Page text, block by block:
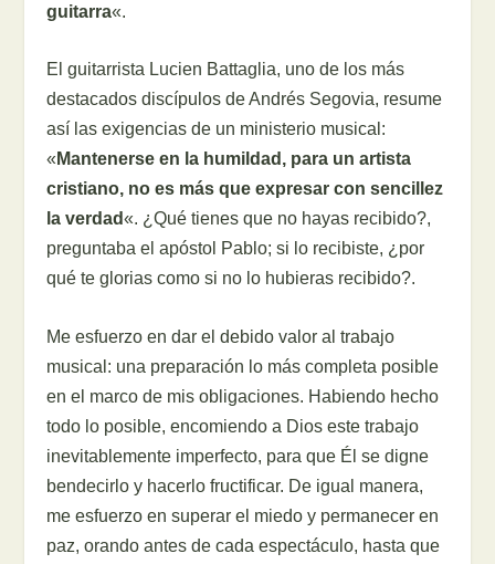
guitarra«.
El guitarrista Lucien Battaglia, uno de los más
destacados discípulos de Andrés Segovia, resume
así las exigencias de un ministerio musical:
« Mantenerse en la humildad, para un artista
cristiano, no es más que expresar con sencillez
la verdad«. ¿Qué tienes que no hayas recibido?,
preguntaba el apóstol Pablo; si lo recibiste, ¿por
qué te glorias como si no lo hubieras recibido?.
Me esfuerzo en dar el debido valor al trabajo
musical: una preparación lo más completa posible
en el marco de mis obligaciones. Habiendo hecho
todo lo posible, encomiendo a Dios este trabajo
inevitablemente imperfecto, para que Él se digne
bendecirlo y hacerlo fructificar. De igual manera,
me esfuerzo en superar el miedo y permanecer en
paz, orando antes de cada espectáculo, hasta que